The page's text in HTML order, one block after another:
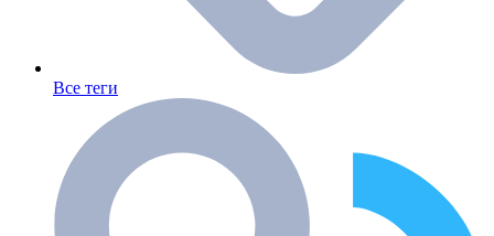
Все теги